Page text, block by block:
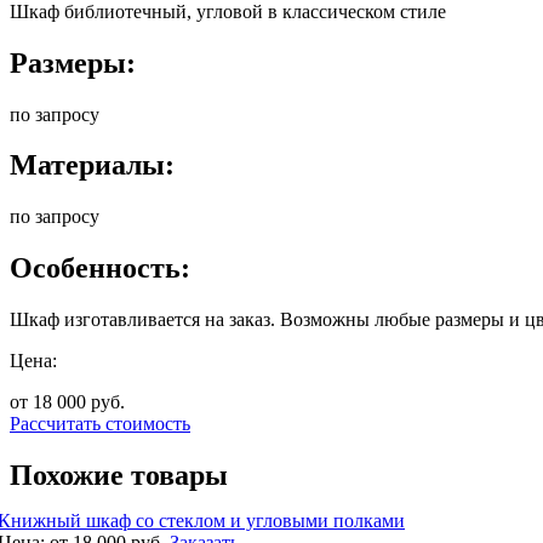
Шкаф библиотечный, угловой в классическом стиле
Размеры:
по запросу
Материалы:
по запросу
Особенность:
Шкаф изготавливается на заказ. Возможны любые размеры и
Цена:
от 18 000 руб.
Рассчитать стоимость
Похожие товары
шкаф со стеклом и угловыми полками